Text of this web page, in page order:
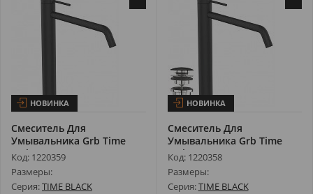
НОВИНКА
Смеситель Для
Умывальника Grb Time
Male XXL 47511472...
Код: 1220359
Размеры:
Серия:TIME BLACK
НОВИНКА
Смеситель Для
Умывальника Grb Time
Male XXL 47513472...
Код: 1220358
Размеры:
Серия:TIME BLACK